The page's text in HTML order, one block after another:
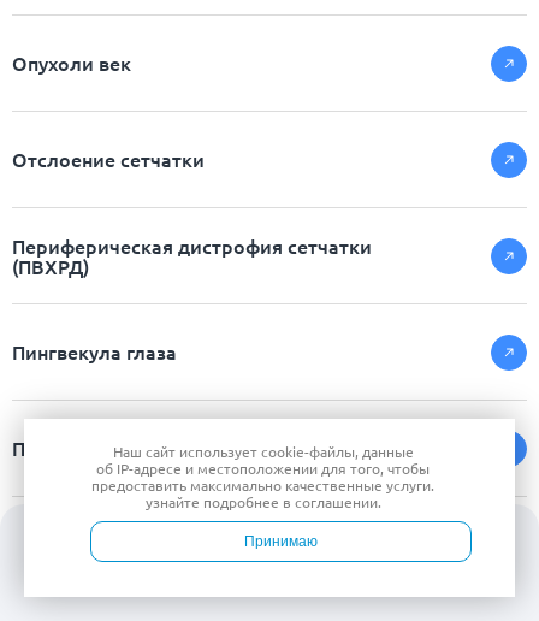
Опухоли век
Отслоение сетчатки
Периферическая дистрофия сетчатки
(ПВХРД)
Пингвекула глаза
Птоз века
Разрыв сетчатки глаза - симптомы и
Наш сайт используетcookie-файлы, данные
об IP-адресе и местоположении для того, чтобы
предоставить максимально качественные услуги.
узнайте подробнее в соглашении.
Принимаю